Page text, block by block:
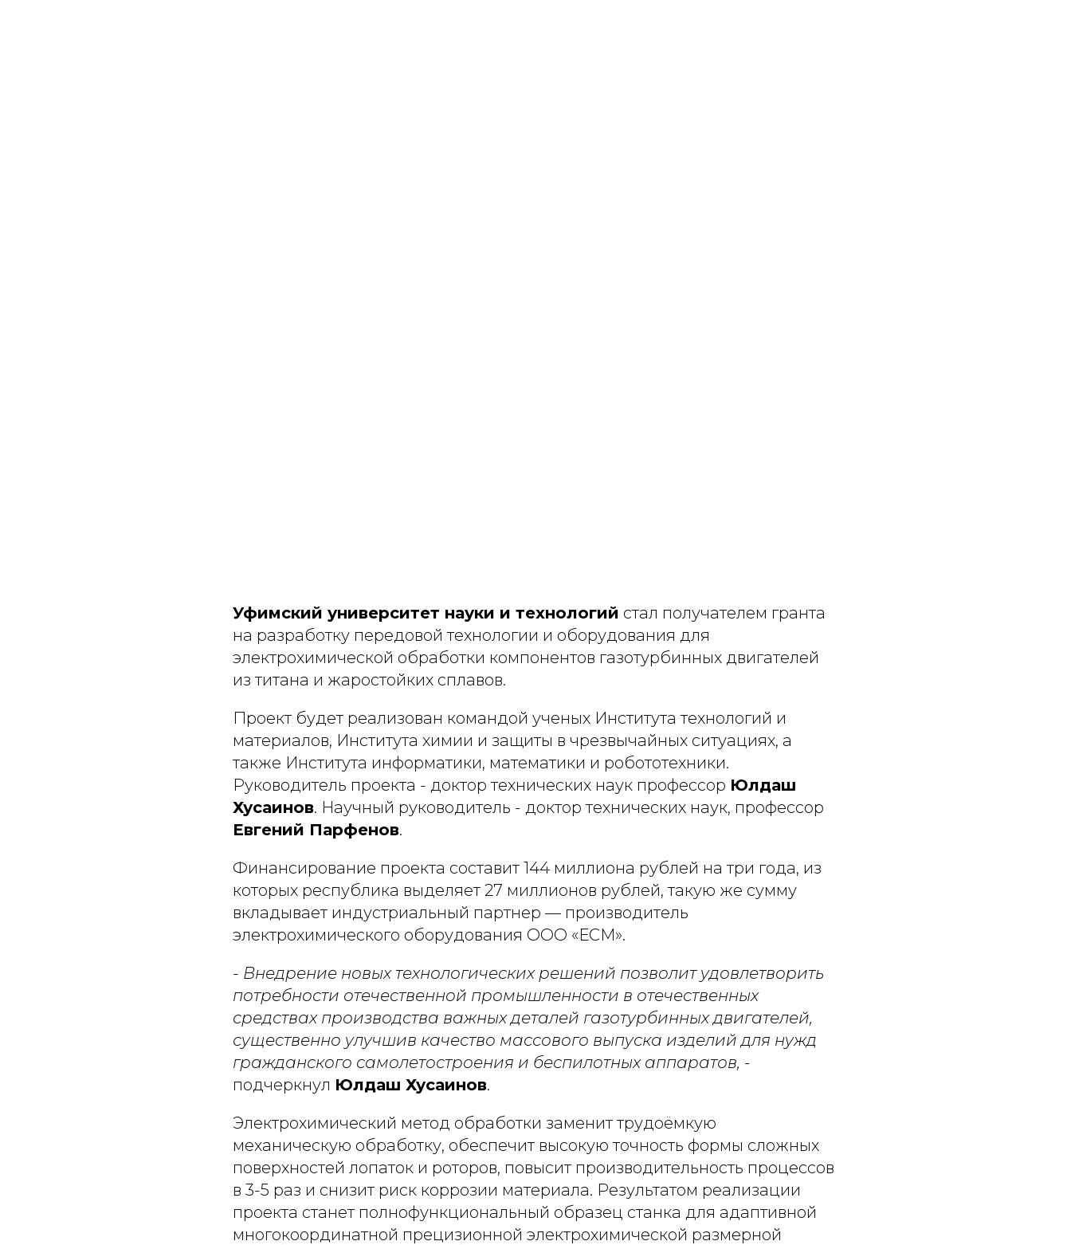
Уфимский университет науки и технологий стал получателем гранта
на разработку передовой технологии и оборудования для
электрохимической обработки компонентов газотурбинных двигателей
из титана и жаростойких сплавов.
Проект будет реализован командой ученых Института технологий и
материалов, Института химии и защиты в чрезвычайных ситуациях, а
также Института информатики, математики и робототехники.
Руководитель проекта - доктор технических наук профессор Юлдаш
Хусаинов. Научный руководитель - доктор технических наук, профессор
Евгений Парфенов.
Финансирование проекта составит 144 миллиона рублей на три года, из
которых республика выделяет 27 миллионов рублей, такую же сумму
вкладывает индустриальный партнер — производитель
электрохимического оборудования ООО «ЕСМ».
- Внедрение новых технологических решений позволит удовлетворить
потребности отечественной промышленности в отечественных
средствах производства важных деталей газотурбинных двигателей,
существенно улучшив качество массового выпуска изделий для нужд
гражданского самолетостроения и беспилотных аппаратов, -
подчеркнул Юлдаш Хусаинов.
Электрохимический метод обработки заменит трудоёмкую
механическую обработку, обеспечит высокую точность формы сложных
поверхностей лопаток и роторов, повысит производительность процессов
в 3-5 раз и снизит риск коррозии материала. Результатом реализации
проекта станет полнофункциональный образец станка для адаптивной
многокоординатной прецизионной электрохимической размерной